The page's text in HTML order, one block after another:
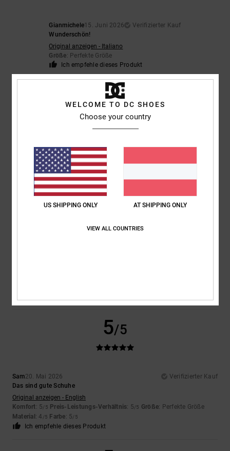
Gianmichele15. Juni 2026
Verifizierter Kauf
Wunderschön!
Original anzeigen - Italiano
Größe: Perfekte Größe
Ich empfehle dieses Produkt
5/5
Ideal zum Skaten und um cool auszusehen
Original anzeigen - English
4 /5
5/5
Sam20. Mai 2026
Verifizierter Kauf
Das sind gute Schuhe
Original anzeigen - English
Komfort: 5/5 Preis-Leistungs-Verhältnis: 5/5 Größe: Perfekte Größe
Material : 4 /5 Farbe: 5/5
Ich empfehle dieses Produkt
WELCOME TO DC SHOES
Choose your country
US SHIPPING ONLY AT SHIPPING ONLY
VIEW ALL COUNTRIES